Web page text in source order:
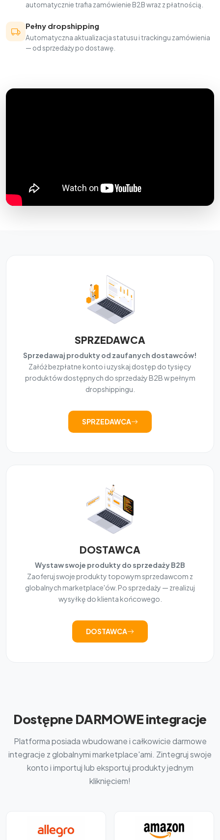
automatycznie trafia zamówienie B2B wraz z płatnością.
Pełny dropshipping
Automatyczna aktualizacja statusu i trackingu zamówienia
— od sprzedaży po dostawę.
SPRZEDAWCA
Sprzedawaj produkty od zaufanych dostawców!
Załóż bezpłatne konto i uzyskaj dostęp do tysięcy
produktów dostępnych do sprzedaży B2B w pełnym
dropshippingu.
SPRZEDAWCA
DOSTAWCA
Wystaw swoje produkty do sprzedaży B2B
Zaoferuj swoje produkty topowym sprzedawcom z
globalnych marketplace'ów. Po sprzedaży — zrealizuj
wysyłkę do klienta końcowego.
DOSTAWCA
Dostępne DARMOWE integracje
Platforma posiada wbudowane i całkowicie darmowe
integracje z globalnymi marketplace'ami. Zintegruj swoje
konto i importuj lub eksportuj produkty jednym
kliknięciem!